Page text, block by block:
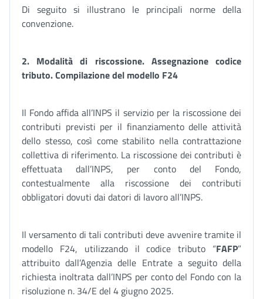
Di seguito si illustrano le principali norme della
convenzione.
2. Modalità di riscossione. Assegnazione codice
tributo. Compilazione del modello F24
Il Fondo affida all’INPS il servizio per la riscossione dei
contributi previsti per il finanziamento delle attività
dello stesso, così come stabilito nella contrattazione
collettiva di riferimento. La riscossione dei contributi è
effettuata dall’INPS, per conto del Fondo,
contestualmente alla riscossione dei contributi
obbligatori dovuti dai datori di lavoro all’INPS.
Il versamento di tali contributi deve avvenire tramite il
modello F24, utilizzando il codice tributo “FAFP”
attribuito dall’Agenzia delle Entrate a seguito della
richiesta inoltrata dall’INPS per conto del Fondo con la
risoluzione n. 34/E del 4 giugno 2025.